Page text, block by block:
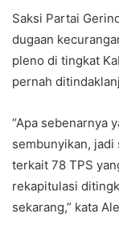
Saksi Partai
dugaan
pleno di tingkat
pernah
“Apa sebenarnya
sembunyikan, jadi
terkait 78 TPS
rekapitulasi
sekarang,” kata